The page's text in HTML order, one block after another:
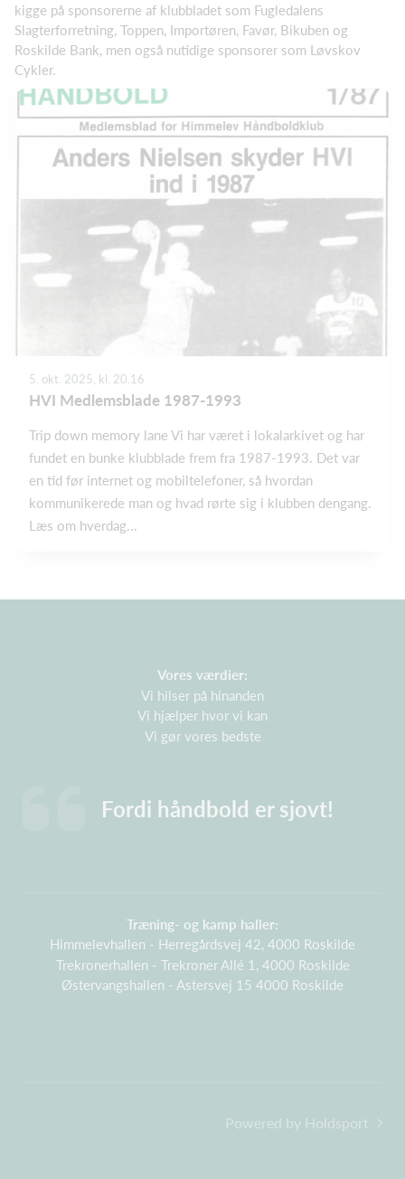
kigge på sponsorerne af klubbladet som Fugledalens
Slagterforretning, Toppen, Importøren, Favør, Bikuben og
Roskilde Bank, men også nutidige sponsorer som Løvskov
Cykler.
5. okt. 2025, kl. 20.16
HVI Medlemsblade 1987-1993
Trip down memory lane Vi har været i lokalarkivet og har
fundet en bunke klubblade frem fra 1987-1993. Det var
en tid før internet og mobiltelefoner, så hvordan
kommunikerede man og hvad rørte sig i klubben dengang.
Læs om hverdag...
Vores værdier:
Vi hilser på hinanden
Vi hjælper hvor vi kan
Vi gør vores bedste
Fordi håndbold er sjovt!
Træning- og kamp haller:
Himmelevhallen - Herregårdsvej 42, 4000 Roskilde
Trekronerhallen - Trekroner Allé 1, 4000 Roskilde
Østervangshallen - Astersvej 15 4000 Roskilde
Powered by Holdsport